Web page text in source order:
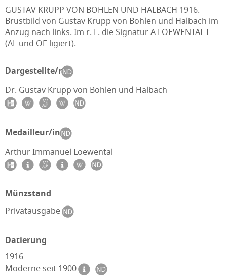
GUSTAV KRUPP VON BOHLEN UND HALBACH 1916.
Brustbild von Gustav Krupp von Bohlen und Halbach im
Anzug nach links. Im r. F. die Signatur A LOEWENTAL F
(AL und OE ligiert).
Dargestellte/r
Dr. Gustav Krupp von Bohlen und Halbach
Medailleur/in
Arthur Immanuel Loewental
Münzstand
Privatausgabe
Datierung
1916
Moderne seit 1900